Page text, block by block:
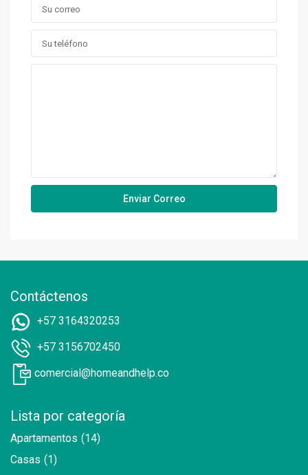
Contáctenos
+57 3164320253
+57 3156702450
comercial@homeandhelp.co
Lista por categoría
Apartamentos (14)
Casas (1)